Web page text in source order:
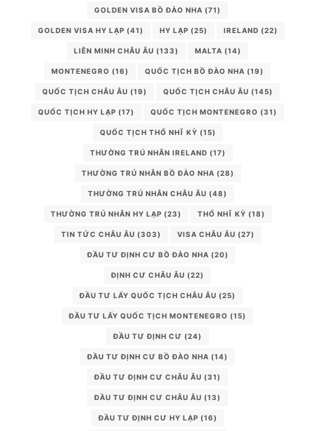
GOLDEN VISA BỒ ĐÀO NHA (71)
GOLDEN VISA HY LẠP (41) HY LẠP (25) IRELAND (22)
LIÊN MINH CHÂU ÂU (133) MALTA (14)
MONTENEGRO (16) QUỐC TỊCH BỒ ĐÀO NHA (19)
QUỐC TỊCH CHÂU ÂU (19) QUỐC TỊCH CHÂU ÂU (145)
QUỐC TỊCH HY LẠP (17) QUỐC TỊCH MONTENEGRO (31)
QUỐC TỊCH THỔ NHĨ KỲ (15)
THƯỜNG TRÚ NHÂN IRELAND (17)
THƯỜNG TRÚ NHÂN BỒ ĐÀO NHA (28)
THƯỜNG TRÚ NHÂN CHÂU ÂU (48)
THƯỜNG TRÚ NHÂN HY LẠP (23) THỔ NHĨ KỲ (18)
TIN TỨC CHÂU ÂU (303) VISA CHÂU ÂU (27)
ĐẦU TƯ ĐỊNH CƯ BỒ ĐÀO NHA (20)
ĐỊNH CƯ CHÂU ÂU (22)
ĐẦU TƯ LẤY QUỐC TỊCH CHÂU ÂU (25)
ĐẦU TƯ LẤY QUỐC TỊCH MONTENEGRO (15)
ĐẦU TƯ ĐỊNH CƯ (24)
ĐẦU TƯ ĐỊNH CƯ BỒ ĐÀO NHA (14)
ĐẦU TƯ ĐỊNH CƯ CHÂU ÂU (31)
ĐẦU TƯ ĐỊNH CƯ CHÂU ÂU (13)
ĐẦU TƯ ĐỊNH CƯ HY LẠP (16)